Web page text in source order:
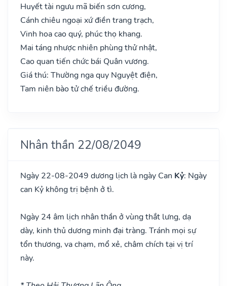
Huyết tài ngưu mã biến sơn cương,
Cánh chiêu ngoại xứ điền trang trạch,
Vinh hoa cao quý, phúc thọ khang.
Mai táng nhược nhiên phùng thử nhật,
Cao quan tiến chức bái Quân vương.
Giá thú: Thường nga quy Nguyệt điện,
Tam niên bào tử chế triều đường.
Nhân thần 22/08/2049
Ngày 22-08-2049 dương lịch là ngày Can Kỷ: Ngày
can Kỷ không trị bệnh ở tì.
Ngày 24 âm lịch nhân thần ở vùng thắt lưng, dạ
dày, kinh thủ dương minh đại tràng. Tránh mọi sự
tổn thương, va chạm, mổ xẻ, châm chích tại vị trí
này.